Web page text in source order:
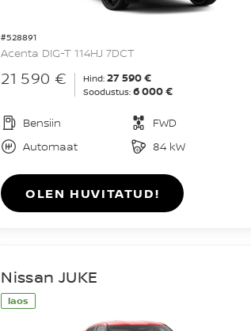
#528891
Acenta DIG-T 114HJ 7DCT
21 590 € Hind: 27 590 €
Soodustus: 6 000 €
Bensiin
FWD
Automaat
84 kW
OLEN HUVITATUD!
laos
Nissan JUKE